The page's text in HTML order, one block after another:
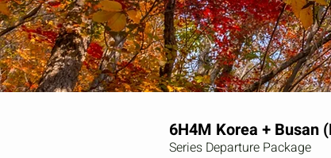
6H4M Korea + Busan
Series Departure Package